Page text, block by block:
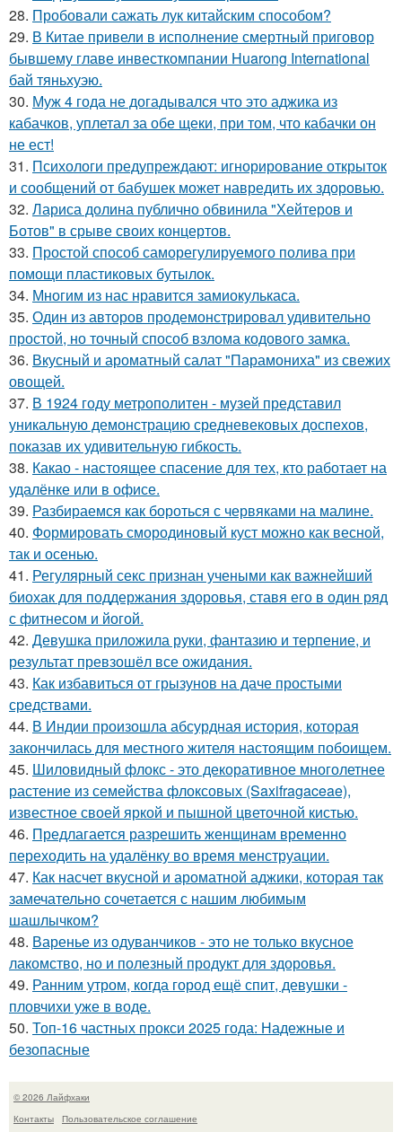
28. Пробовали сажать лук китайским способом?
29. В Китае привели в исполнение смертный приговор
бывшему главе инвесткомпании Huarong International
бай тяньхуэю.
30. Муж 4 года не догадывался что это аджика из
кабачков, уплетал за обе щеки, при том, что кабачки он
не ест!
31. Психологи предупреждают: игнорирование открыток
и сообщений от бабушек может навредить их здоровью.
32. Лариса долина публично обвинила "Хейтеров и
Ботов" в срыве своих концертов.
33. Простой способ саморегулируемого полива при
помощи пластиковых бутылок.
34. Многим из нас нравится замиокулькаса.
35. Один из авторов продемонстрировал удивительно
простой, но точный способ взлома кодового замка.
36. Вкусный и ароматный салат "Парамониха" из свежих
овощей.
37. В 1924 году метрополитен - музей представил
уникальную демонстрацию средневековых доспехов,
показав их удивительную гибкость.
38. Какао - настоящее спасение для тех, кто работает на
удалёнке или в офисе.
39. Разбираемся как бороться с червяками на малине.
40. Формировать смородиновый куст можно как весной,
так и осенью.
41. Регулярный секс признан учеными как важнейший
биохак для поддержания здоровья, ставя его в один ряд
с фитнесом и йогой.
42. Девушка приложила руки, фантазию и терпение, и
результат превзошёл все ожидания.
43. Как избавиться от грызунов на даче простыми
средствами.
44. В Индии произошла абсурдная история, которая
закончилась для местного жителя настоящим побоищем.
45. Шиловидный флокс - это декоративное многолетнее
растение из семейства флоксовых (Saxifragaceae),
известное своей яркой и пышной цветочной кистью.
46. Предлагается разрешить женщинам временно
переходить на удалёнку во время менструации.
47. Как насчет вкусной и ароматной аджики, которая так
замечательно сочетается с нашим любимым
шашлычком?
48. Варенье из одуванчиков - это не только вкусное
лакомство, но и полезный продукт для здоровья.
49. Ранним утром, когда город ещё спит, девушки -
пловчихи уже в воде.
50. Топ-16 частных прокси 2025 года: Надежные и
безопасные
© 2026 Лайфхаки
Контакты
Пользовательское соглашение